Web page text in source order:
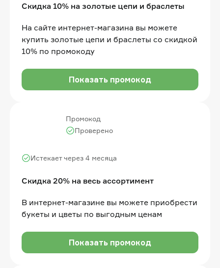
Cкидка 10% на золотые цепи и браслеты
На сайте интернет-магазина вы можете
купить золотые цепи и браслеты со скидкой
10% по промокоду
Показать промокод
Промокод
Скидка 20% на весь ассортимент
Истекает через 4 месяца
Проверено
В интернет-магазине вы можете приобрести
букеты и цветы по выгодным ценам
Показать промокод